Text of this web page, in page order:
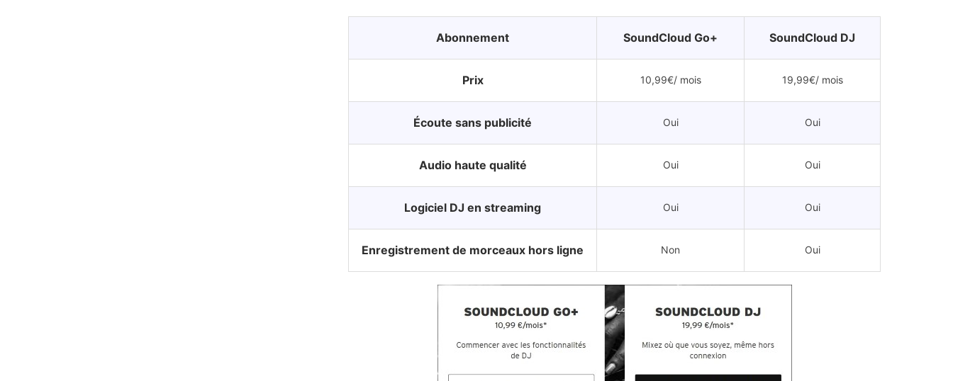
Abonnement SoundCloud Go+ SoundCloud DJ
Prix 10,99€/ mois 19,99€/ mois
Écoute sans publicité Oui Oui
Audio haute qualité Oui Oui
Logiciel DJ en streaming Oui Oui
Enregistrement de morceaux hors ligne Non Oui